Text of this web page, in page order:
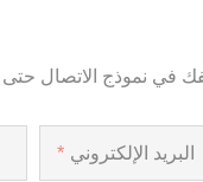
البريد الإلكتروني